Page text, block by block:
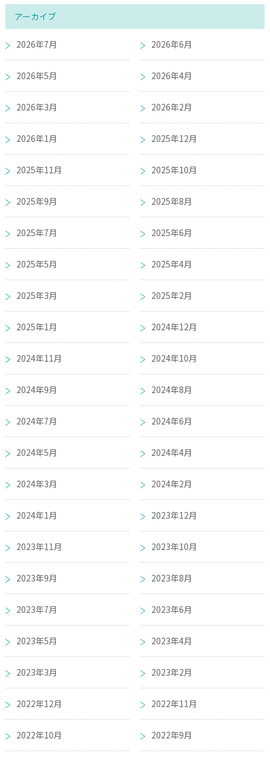
アーカイブ
2026年7月 2026年6月
2026年5月 2026年4月
2026年3月 2026年2月
2026年1月 2025年12月
2025年11月 2025年10月
2025年9月 2025年8月
2025年7月 2025年6月
2025年5月 2025年4月
2025年3月 2025年2月
2025年1月 2024年12月
2024年11月 2024年10月
2024年9月 2024年8月
2024年7月 2024年6月
2024年5月 2024年4月
2024年3月 2024年2月
2024年1月 2023年12月
2023年11月 2023年10月
2023年9月 2023年8月
2023年7月 2023年6月
2023年5月 2023年4月
2023年3月 2023年2月
2022年12月 2022年11月
2022年10月 2022年9月